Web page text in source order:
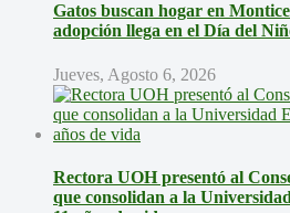
Gatos buscan hogar en
adopción llega en el Día del
Jueves, Agosto 6, 2026
Rectora UOH presentó al
que consolidan a la